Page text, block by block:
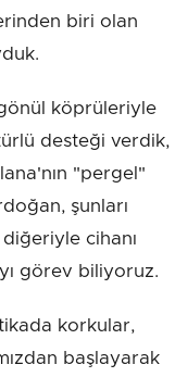
biri olan
köprüleriyle
desteği verdik,
"pergel"
şunları
cihanı
görev biliyoruz.
korkular,
başlayarak